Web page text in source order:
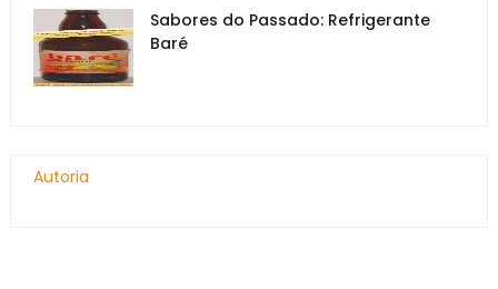
Sabores do Passado: Refrigerante
Baré
Autoria